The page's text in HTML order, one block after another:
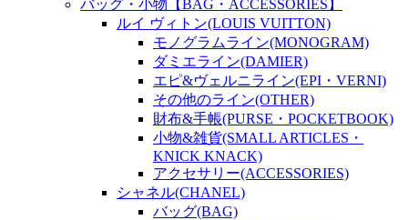
バッグ・小物【BAG・ACCESSORIES】
ルイ ヴィトン(LOUIS VUITTON)
モノグラムライン(MONOGRAM)
ダミエライン(DAMIER)
エピ&ヴェルニライン(EPI・VERNI)
その他のライン(OTHER)
財布&手帳(PURSE・POCKETBOOK)
小物&雑貨(SMALL ARTICLES・
KNICK KNACK)
アクセサリー(ACCESSORIES)
シャネル(CHANEL)
バッグ(BAG)